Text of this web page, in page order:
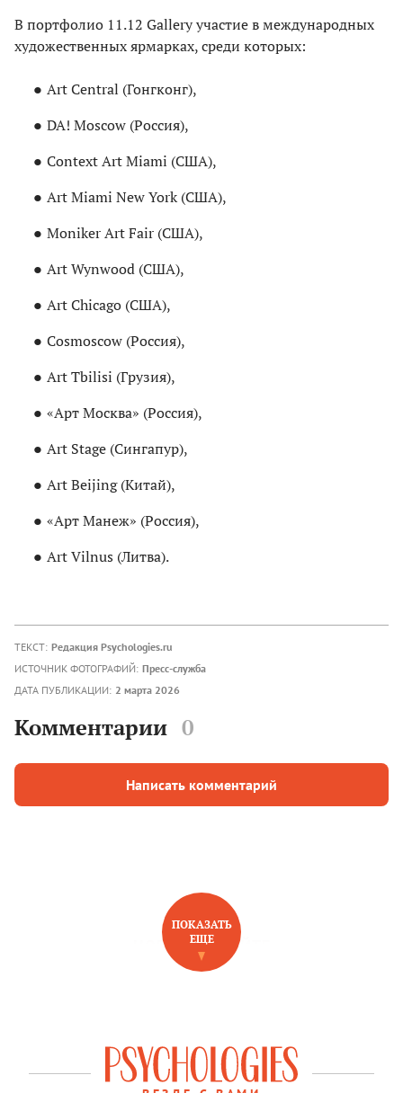
В портфолио 11.12 Gallery участие в международных
художественных ярмарках, среди которых:
Art Central (Гонгконг),
DA! Moscow (Россия),
Context Art Miami (США),
Art Miami New York (США),
Moniker Art Fair (США),
Art Wynwood (США),
Art Chicago (США),
Cosmoscow (Россия),
Art Tbilisi (Грузия),
«Арт Москва» (Россия),
Art Stage (Сингапур),
Art Beijing (Китай),
«Арт Манеж» (Россия),
Art Vilnus (Литва).
ТЕКСТ: Редакция Psychologies.ru
ИСТОЧНИК ФОТОГРАФИЙ: Пресс-служба
ДАТА ПУБЛИКАЦИИ: 2 марта 2026
Комментарии 0
Написать комментарий
НОВОЕ НА САЙТЕ
ПОКАЗАТЬ
ЕЩЕ